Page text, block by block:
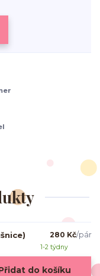
280 Kč/pár
1-2 týdny
do košíku